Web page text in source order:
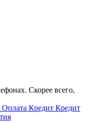
Скорее всего,
Оплата Кредит Кредит